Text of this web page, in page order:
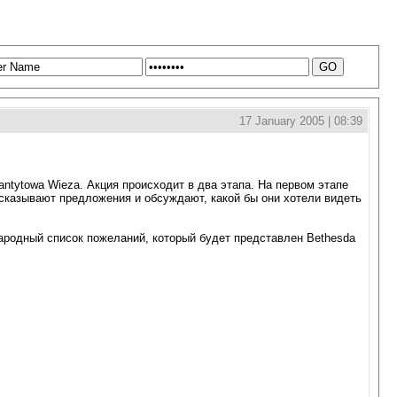
17 January 2005 | 08:39
Wieza. Акция происходит в два этапа. На первом этапе
предложения и обсуждают, какой бы они хотели видеть
список пожеланий, который будет представлен Bethesda